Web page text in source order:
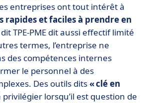
entreprises ont tout intérêt à
rapides et faciles à prendre en
TPE-PME dit aussi effectif limité
termes, l’entreprise ne
des compétences internes
le personnel à des
Des outils dits« clé en
privilégier lorsqu’il est question de